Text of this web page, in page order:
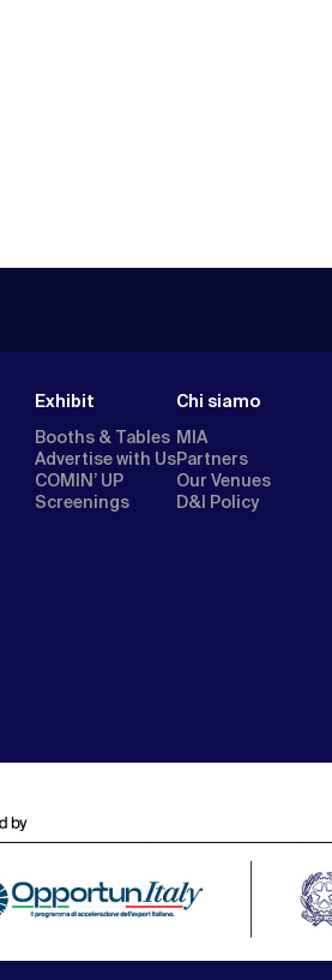
Exhibit
Booths & Tables
Advertise with Us
COMIN’ UP
Screenings
Chi siamo
MIA
Partners
Our Venues
D&I Policy